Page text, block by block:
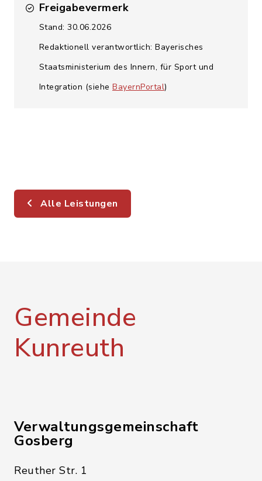
Freigabevermerk
Stand: 30.06.2026
Redaktionell verantwortlich: Bayerisches
Staatsministerium des Innern, für Sport und
Integration (siehe BayernPortal)
Alle Leistungen
Gemeinde
Kunreuth
Verwaltungsgemeinschaft
Gosberg
Reuther Str. 1